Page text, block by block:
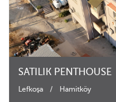
SATILIK PENTHOUSE
Lefkoşa / Hamitköy